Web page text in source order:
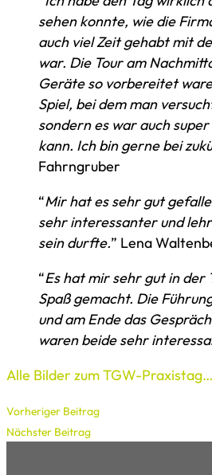
sehen konnte, wie die
auch viel Zeit gehabt mit
war. Die Tour am
Geräte so vorbereitet
Spiel, bei dem man
sondern es war auch
kann. Ich bin gerne bei
Fahrngruber
“Mir hat es sehr gut
sehr interessanter und
sein durfte.” Lena
“Es hat mir sehr gut in
Spaß gemacht. Die
und am Ende das
waren beide sehr
Alle Bilder zum TGW-Praxistag…
Vorheriger Beitrag
Nächster Beitrag